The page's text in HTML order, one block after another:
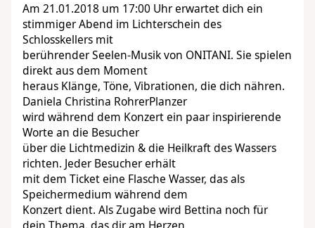
Am 21.01.2018 um 17:00 Uhr erwartet dich ein
stimmiger Abend im Lichterschein des
Schlosskellers mit
berührender Seelen-Musik von ONITANI. Sie spielen
direkt aus dem Moment
heraus Klänge, Töne, Vibrationen, die dich nähren.
Daniela Christina RohrerPlanzer
wird während dem Konzert ein paar inspirierende
Worte an die Besucher
über die Lichtmedizin & die Heilkraft des Wassers
richten. Jeder Besucher erhält
mit dem Ticket eine Flasche Wasser, das als
Speichermedium während dem
Konzert dient. Als Zugabe wird Bettina noch für